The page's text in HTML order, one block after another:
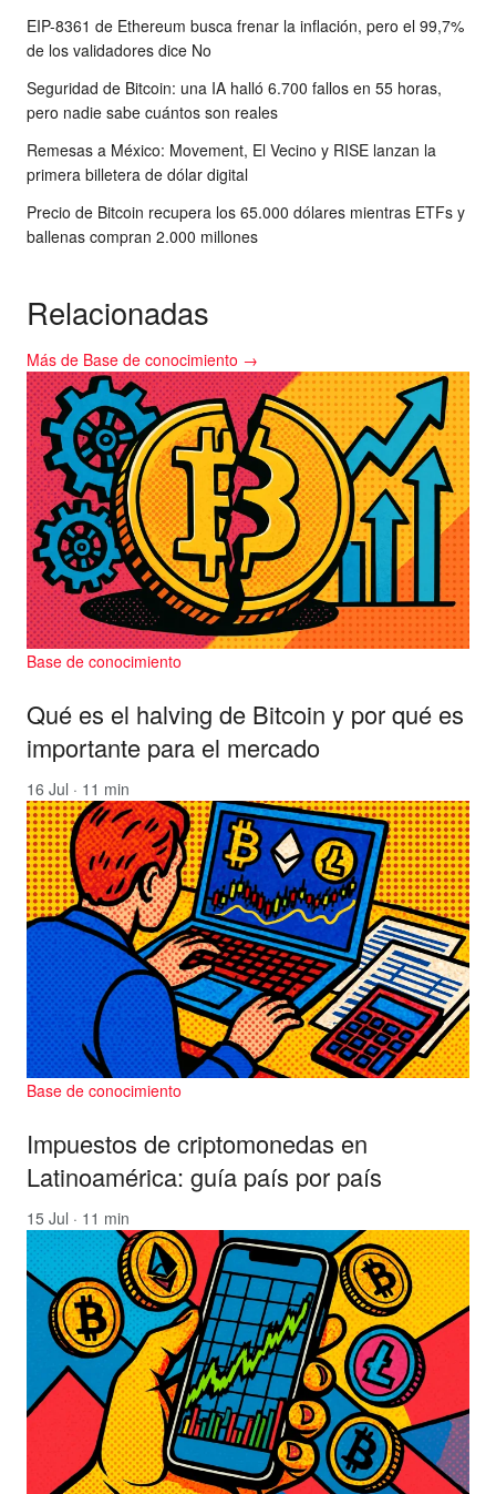
EIP-8361 de Ethereum busca frenar la inflación, pero el 99,7%
de los validadores dice No
Seguridad de Bitcoin: una IA halló 6.700 fallos en 55 horas,
pero nadie sabe cuántos son reales
Remesas a México: Movement, El Vecino y RISE lanzan la
primera billetera de dólar digital
Precio de Bitcoin recupera los 65.000 dólares mientras ETFs y
ballenas compran 2.000 millones
Relacionadas
Más de Base de conocimiento →
Base de conocimiento
Qué es el halving de Bitcoin y por qué es
importante para el mercado
16 Jul · 11 min
Base de conocimiento
Impuestos de criptomonedas en
Latinoamérica: guía país por país
15 Jul · 11 min